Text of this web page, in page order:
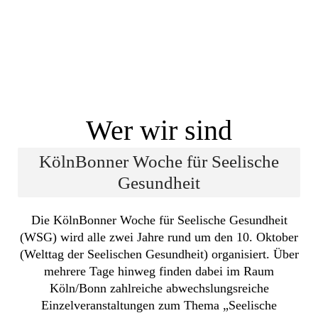
Wer wir sind
KölnBonner Woche für Seelische
Gesundheit
Die KölnBonner Woche für Seelische Gesundheit
(WSG) wird alle zwei Jahre rund um den 10. Oktober
(Welttag der Seelischen Gesundheit) organisiert. Über
mehrere Tage hinweg finden dabei im Raum
Köln/Bonn zahlreiche abwechslungsreiche
Einzelveranstaltungen zum Thema „Seelische